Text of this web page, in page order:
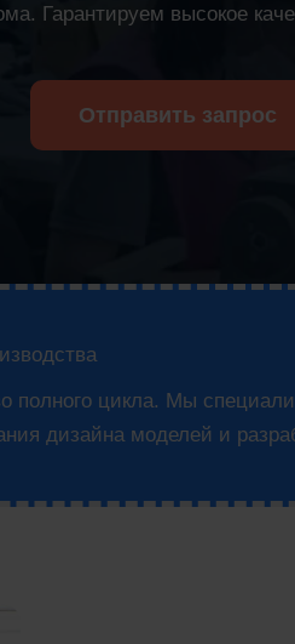
Гарантируем высокое
Отправить запрос
полного цикла. Мы
дизайна моделей и